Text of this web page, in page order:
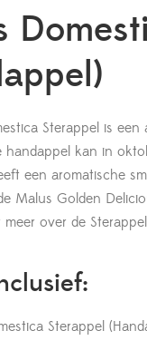
Sterappel is
handappel kan in
een aromatische
Malus Golden
meer over de
Sterappel